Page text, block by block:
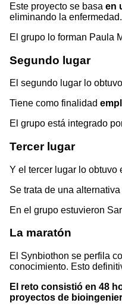
Este proyecto se basa en
eliminando la enfermedad.
El grupo lo forman Paula
Segundo lugar
El segundo lugar lo
Tiene como finalidad
El grupo está integrado
Tercer lugar
Y el tercer lugar lo obtuvo
Se trata de una
En el grupo estuvieron
La maratón
El Synbiothon se perfila
conocimiento. Esto
El reto consistió en 48
proyectos de